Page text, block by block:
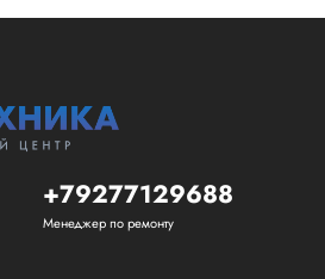
+79277129688
Менеджер по ремонту